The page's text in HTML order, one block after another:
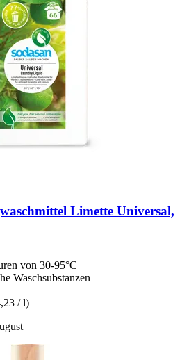
Limette Universal,
von 30-95°C
Waschsubstanzen
/ l)